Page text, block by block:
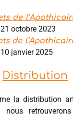
de
octobre 2023
de
janvier 2025
Distribution
la distribution
nous